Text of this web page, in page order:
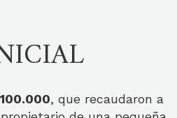
, que recaudaron a